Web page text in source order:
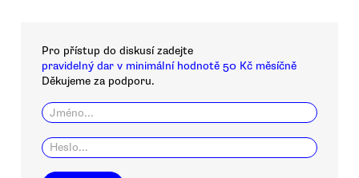
Pro přístup do diskusí zadejte
pravidelný dar v minimální hodnotě 50 Kč měsíčně
Děkujeme za podporu.